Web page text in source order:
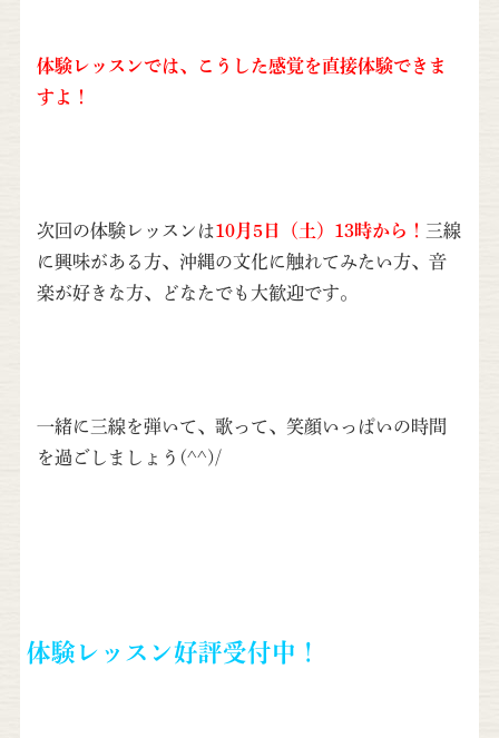
体験レッスンでは、こうした感覚を直接体験できま
すよ！
次回の体験レッスンは10月5日（土）13時から！ 三線
に興味がある方、沖縄の文化に触れてみたい方、音
楽が好きな方、どなたでも大歓迎です。
一緒に三線を弾いて、歌って、笑顔いっぱいの時間
を過ごしましょう(^^)/
体験レッスン好評受付中！